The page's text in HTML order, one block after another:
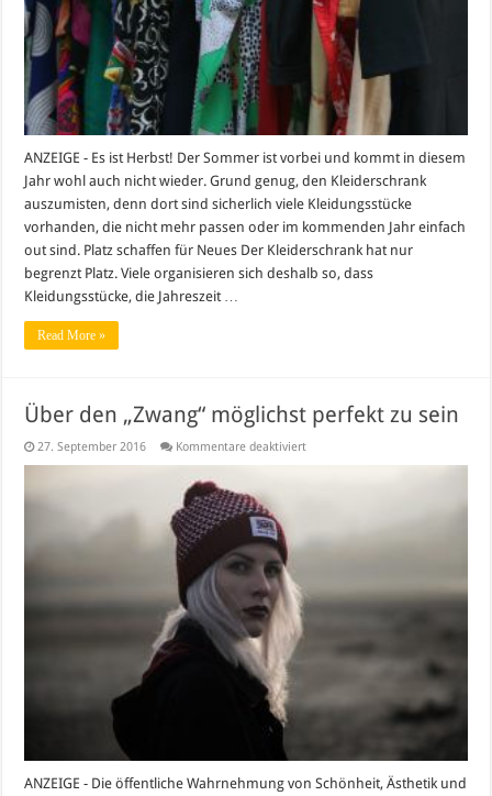
ANZEIGE - Es ist Herbst! Der Sommer ist vorbei und kommt in diesem
Jahr wohl auch nicht wieder. Grund genug, den Kleiderschrank
auszumisten, denn dort sind sicherlich viele Kleidungsstücke
vorhanden, die nicht mehr passen oder im kommenden Jahr einfach
out sind. Platz schaffen für Neues Der Kleiderschrank hat nur
begrenzt Platz. Viele organisieren sich deshalb so, dass
Kleidungsstücke, die Jahreszeit …
Read More »
Über den „Zwang“ möglichst perfekt zu sein
27. September 2016 Kommentare deaktiviertfür
ANZEIGE - Die öffentliche Wahrnehmung von Schönheit, Ästhetik und